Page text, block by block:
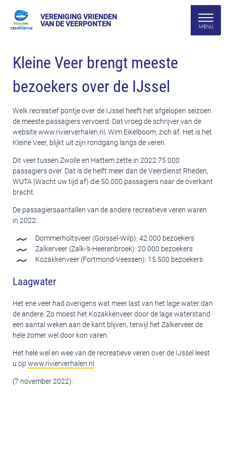
VERENIGING VRIENDEN
VAN DE VEERPONTEN
Kleine Veer brengt meeste
bezoekers over de IJssel
Welk recreatief pontje over de IJssel heeft het afgelopen seizoen
de meeste passagiers vervoerd. Dat vroeg de schrijver van de
website www.rivierverhalen.nl, Wim Eikelboom, zich af. Het is het
Kleine Veer, blijkt uit zijn rondgang langs de veren.
Dit veer tussen Zwolle en Hattem zette in 2022 75.000
passagiers over. Dat is de helft meer dan de Veerdienst Rheden,
WUTA (Wacht uw tijd af) die 50.000 passagiers naar de overkant
bracht.
De passagiersaantallen van de andere recreatieve veren waren
in 2022:
Dommerholtsveer (Gorssel-Wilp): 42.000 bezoekers
Zalkerveer (Zalk-’s-Heerenbroek): 20.000 bezoekers
Kozakkenveer (Fortmond-Veessen): 15.500 bezoekers
Laagwater
Het ene veer had overigens wat meer last van het lage water dan
de andere. Zo moest het Kozakkenveer door de lage waterstand
een aantal weken aan de kant blijven, terwijl het Zalkerveer de
hele zomer wel door kon varen.
Het hele wel en wee van de recreatieve veren over de IJssel leest
u opwww.rivierverhalen.nl
(7 november 2022).